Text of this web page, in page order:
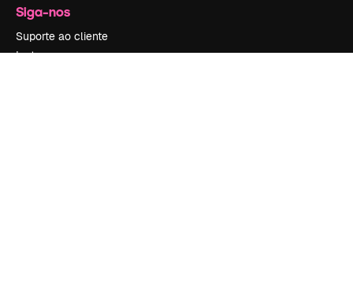
Siga-nos
Suporte ao cliente
Instagram